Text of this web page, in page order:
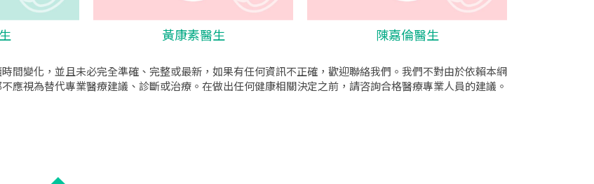
黃康素醫生 陳嘉倫醫生
間變化，並且未必完全準確、完整或最新，如果有任何資訊不正確，歡迎聯絡我們。我們不對由於依賴本網
應視為替代專業醫療建議、診斷或治療。在做出任何健康相關決定之前，請咨詢合格醫療專業人員的建議。